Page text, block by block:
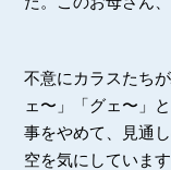
不意にカラスたち
ェ〜」「グェ〜」
事をやめて、見通
空を気にしていま